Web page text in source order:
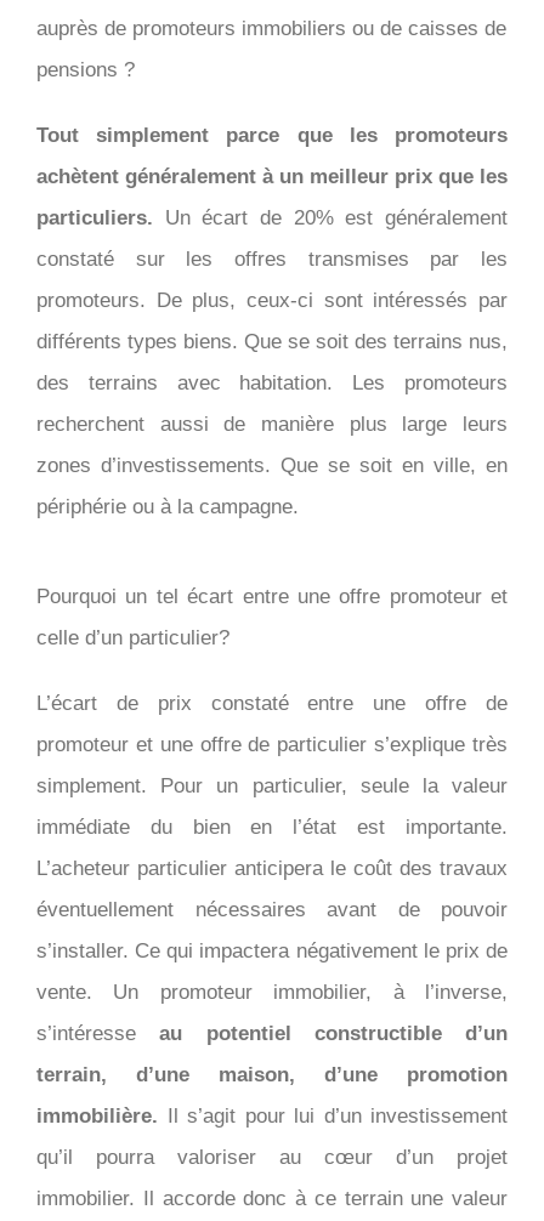
auprès de promoteurs immobiliers ou de caisses de
pensions ?
Tout simplement parce que les promoteurs
achètent généralement à un meilleur prix que les
particuliers. Un écart de 20% est généralement
constaté sur les offres transmises par les
promoteurs. De plus, ceux-ci sont intéressés par
différents types biens. Que se soit des terrains nus,
des terrains avec habitation. Les promoteurs
recherchent aussi de manière plus large leurs
zones d’investissements. Que se soit en ville, en
périphérie ou à la campagne.
Pourquoi un tel écart entre une offre promoteur et
celle d’un particulier?
L’écart de prix constaté entre une offre de
promoteur et une offre de particulier s’explique très
simplement. Pour un particulier, seule la valeur
immédiate du bien en l’état est importante.
L’acheteur particulier anticipera le coût des travaux
éventuellement nécessaires avant de pouvoir
s’installer. Ce qui impactera négativement le prix de
vente. Un promoteur immobilier, à l’inverse,
s’intéresseau potentiel constructible d’un
terrain, d’une maison, d’une promotion
immobilière. Il s’agit pour lui d’un investissement
qu’il pourra valoriser au cœur d’un projet
immobilier. Il accorde donc à ce terrain une valeur